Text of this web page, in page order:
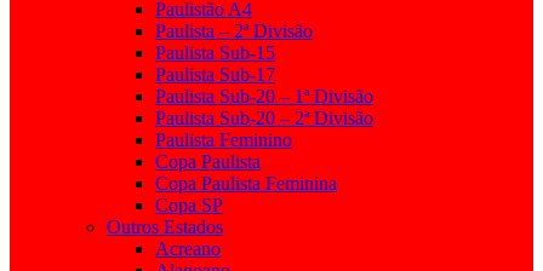
Paulistão A4
Paulista – 2ª Divisão
Paulista Sub-15
Paulista Sub-17
Paulista Sub-20 – 1ª Divisão
Paulista Sub-20 – 2ª Divisão
Paulista Feminino
Copa Paulista
Copa Paulista Feminina
Copa SP
Outros Estados
Acreano